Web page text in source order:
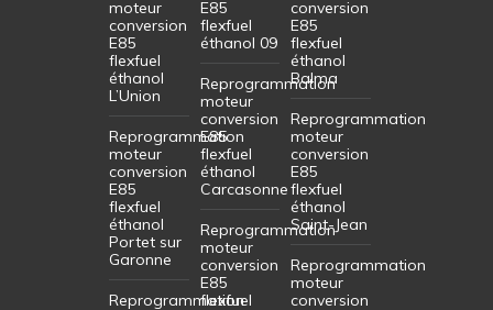
moteur
conversion
E85
flexfuel
éthanol
L’Union
Reprogrammation
moteur
conversion
E85
flexfuel
éthanol
Portet sur
Garonne
Reprogrammation
E85
flexfuel
éthanol 09
Reprogrammation
moteur
conversion
E85
flexfuel
éthanol
Carcasonne
Reprogrammation
moteur
conversion
E85
flexfuel
conversion
E85
flexfuel
éthanol
Balma
Reprogrammation
moteur
conversion
E85
flexfuel
éthanol
Saint-Jean
Reprogrammation
moteur
conversion